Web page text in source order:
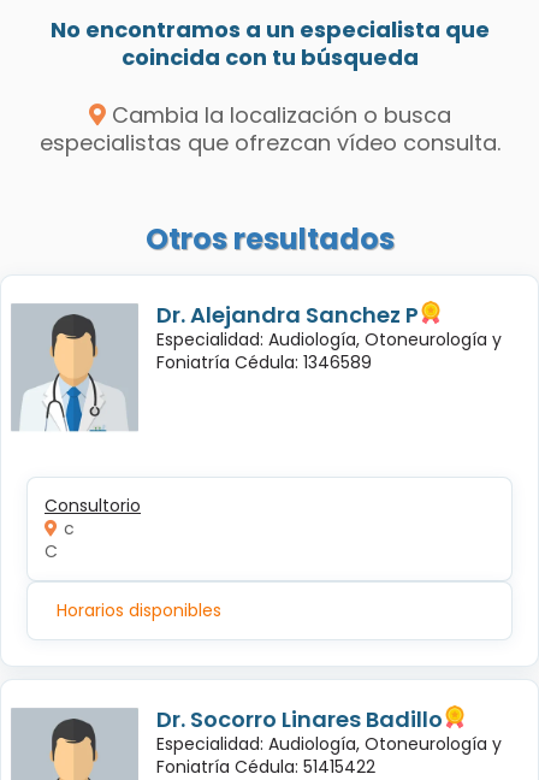
No encontramos a un especialista que
coincida con tu búsqueda
Cambia la localización o busca
especialistas que ofrezcan vídeo consulta.
Otros resultados
Dr. Alejandra Sanchez P
Especialidad: Audiología, Otoneurología y
Foniatría Cédula: 1346589
Consultorio
c
C
Horarios disponibles
Dr. Socorro Linares Badillo
Especialidad: Audiología, Otoneurología y
Foniatría Cédula: 51415422